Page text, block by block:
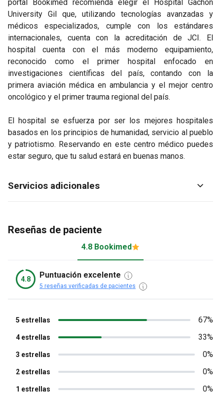
portal Bookimed recomienda elegir el Hospital Gachon
University Gil que, utilizando tecnologías avanzadas y
médicos especializados, cumple con los estándares
internacionales, cuenta con la acreditación de JCI. El
hospital cuenta con el más moderno equipamiento,
reconocido como el primer hospital enfocado en
investigaciones científicas del país, contando con la
primera aviación médica en ambulancia y el mejor centro
oncológico y el primer trauma regional del país.
El hospital se esfuerza por ser los mejores hospitales
basados en los principios de humanidad, servicio al pueblo
y patriotismo. Reservando en este centro médico puedes
estar seguro, que tu salud estará en buenas manos.
Servicios adicionales
Reseñas de paciente
4.8 Bookimed
4.8 Puntuación excelente
5 reseñas verificadas de pacientes
1 estrellas 0%
2 estrellas 0%
3 estrellas 0%
4 estrellas 33%
5 estrellas 67%